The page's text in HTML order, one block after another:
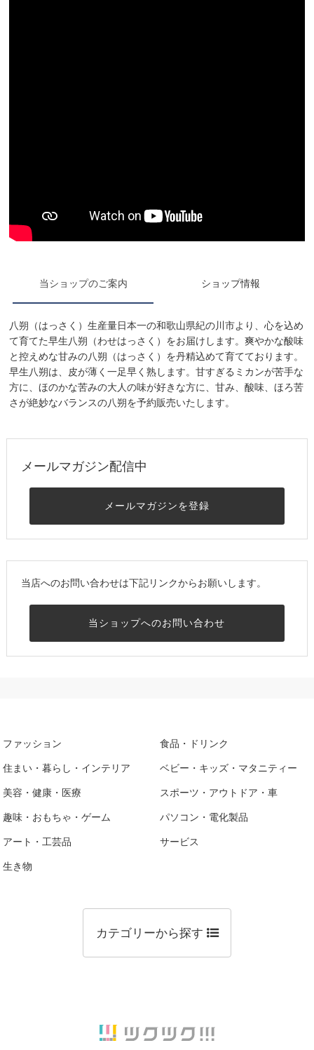
当ショップのご案内 ショップ情報
八朔（はっさく）生産量日本一の和歌山県紀の川市より、心を込め
て育てた早生八朔（わせはっさく）をお届けします。爽やかな酸味
と控えめな甘みの八朔（はっさく）を丹精込めて育てております。
早生八朔は、皮が薄く一足早く熟します。甘すぎるミカンが苦手な
方に、ほのかな苦みの大人の味が好きな方に、甘み、酸味、ほろ苦
さが絶妙なバランスの八朔を予約販売いたします。
メールマガジン配信中
メールマガジンを登録
当店へのお問い合わせは下記リンクからお願いします。
当ショップへのお問い合わせ
ファッション 食品・ドリンク
住まい・暮らし・インテリア ベビー・キッズ・マタニティー
美容・健康・医療 スポーツ・アウトドア・車
趣味・おもちゃ・ゲーム パソコン・電化製品
アート・工芸品 サービス
生き物
カテゴリーから探す